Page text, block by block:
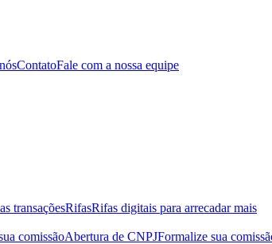
ContatoFale com a nossa equipe
transaçõesRifasRifas digitais para arrecadar mais
comissãoAbertura de CNPJFormalize sua